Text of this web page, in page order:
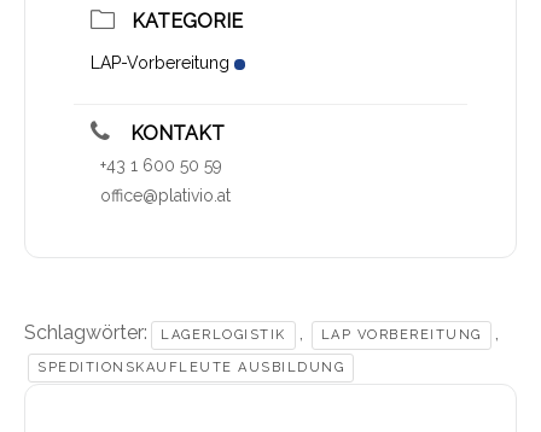
KATEGORIE
LAP-Vorbereitung
KONTAKT
+43 1 600 50 59
office@plativio.at
Schlagwörter: LAGERLOGISTIK , LAP VORBEREITUNG ,
SPEDITIONSKAUFLEUTE AUSBILDUNG